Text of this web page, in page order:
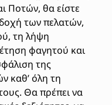
Ποτών, θα είστε
των πελατών,
τη λήψη
φαγητού και
της
καθ’ όλη τη
Θα πρέπει να